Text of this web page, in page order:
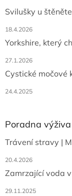
Svilušky u štěněte
18.4.2026
Yorkshire, který
27.1.2026
Cystické močové
24.4.2025
Poradna výživa
Trávení stravy |
20.4.2026
Zamrzající voda v
29.11.2025